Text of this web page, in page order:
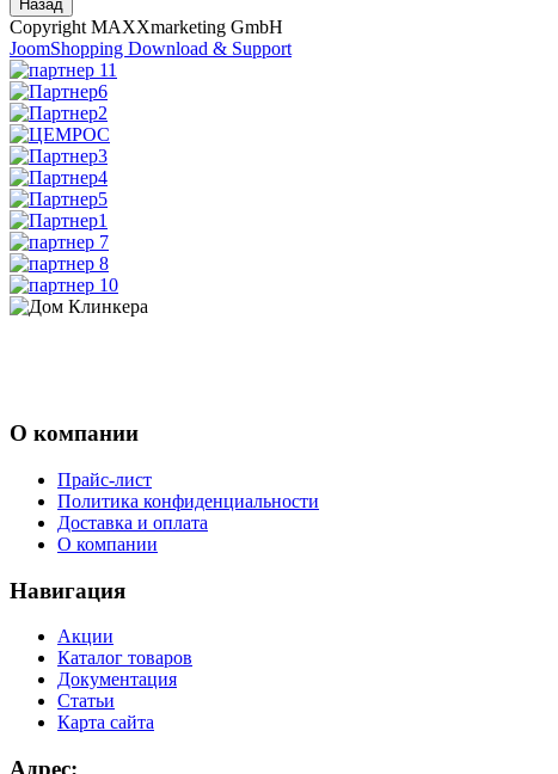
Copyright MAXXmarketing GmbH
JoomShopping Download & Support
О компании
Прайс-лист
Политика конфиденциальности
Доставка и оплата
О компании
Навигация
Акции
Каталог товаров
Документация
Статьи
Карта сайта
Адрес: